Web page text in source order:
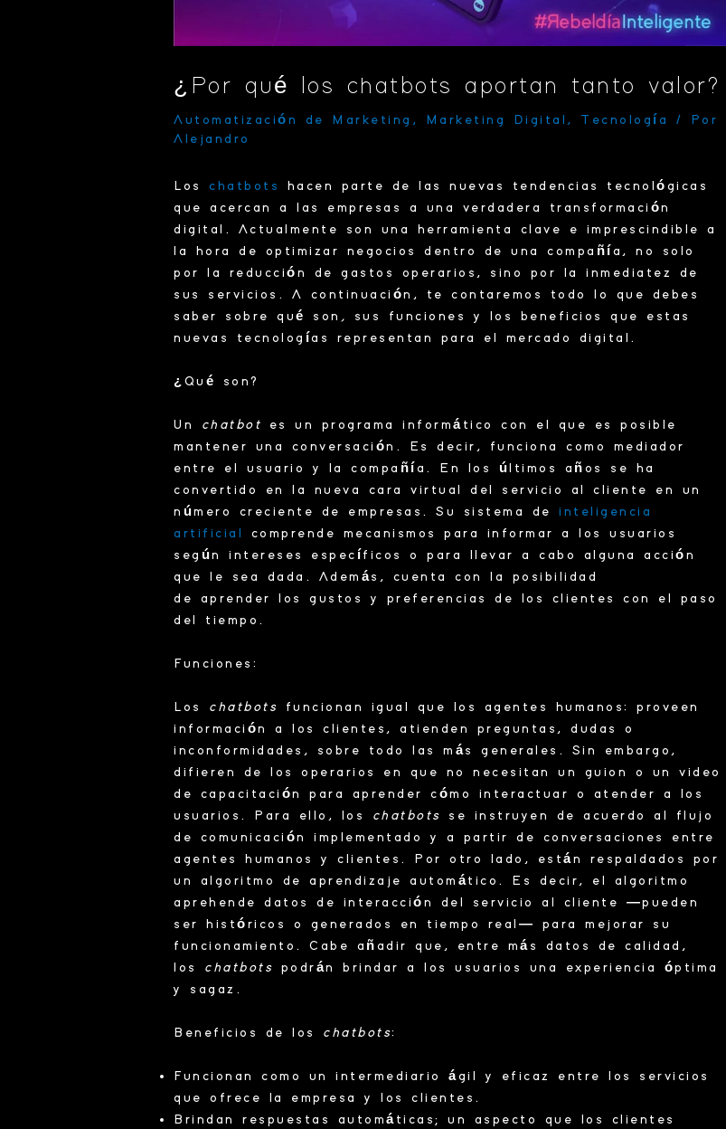
¿Por qué los chatbots aportan tanto valor?
Automatización de Marketing , Marketing Digital , Tecnología
/ Por
Alejandro
Loschatbots hacen parte de las nuevas tendencias
tecnológicas
que acercan a las empresas a una verdadera transformación
digital. Actualmente son una
herramienta
clave e imprescindible a
la hora de optimizar negocios dentro de una compañía, no solo
por la reducción
de gastos operarios, sino por la inmediatez de
sus servicios. A continuación, te contaremos todo lo que debes
saber sobre qué son , sus funciones y los beneficios
que estas
nuevas tecnologías representan para el mercado digital.
¿Qué son?
Un chatbot es un programa
informático con el que es posible
mantener una conversación . Es decir, funciona como mediador
entre el usuario y la compañía. En los últimos años se ha
convertido en la nueva cara virtual del servicio al cliente en un
número creciente de empresas. Su sistema deinteligencia
artificial
comprende mecanismos para informar a los usuarios
según intereses específicos o para llevar a cabo alguna acción
que le sea dada. Además, cuenta con la posibilidad
de aprender
los gustos y preferencias de los clientes con el paso
del tiempo.
Funciones:
Los chatbots funcionan igual que los agentes
humanos: proveen
información a los clientes, atienden preguntas, dudas o
inconformidades, sobre todo las más generales. Sin embargo,
difieren de los operarios en que no necesitan un guion o un video
de capacitación para aprender cómo interactuar o atender
a los
usuarios. Para ello, los chatbots se instruyen de acuerdo al flujo
de comunicación implementado y a partir de conversaciones entre
agentes humanos y clientes. Por otro lado, están respaldados por
un algoritmo
de aprendizaje automático. Es decir, el algoritmo
aprehende datos de interacción del servicio al cliente —pueden
ser históricos o generados en tiempo real— para mejorar su
funcionamiento. Cabe añadir que, entre más datos de calidad,
los chatbots podrán brindar a los usuarios una experiencia
óptima
y sagaz.
Beneficios de los chatbots:
Funcionan como unintermediario
ágil y eficaz entre los servicios
que ofrece la empresa y los clientes.
Brindan respuestas automáticas; un aspecto que los clientes